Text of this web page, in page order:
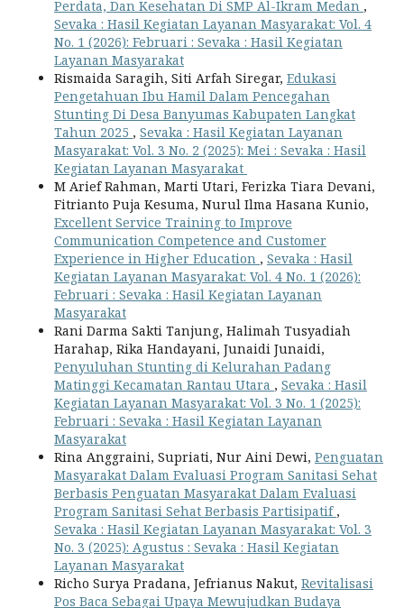
Perdata, Dan Kesehatan Di SMP Al-Ikram Medan ,
Sevaka : Hasil Kegiatan Layanan Masyarakat: Vol. 4
No. 1 (2026): Februari : Sevaka : Hasil Kegiatan
Layanan Masyarakat
Rismaida Saragih, Siti Arfah Siregar, Edukasi
Pengetahuan Ibu Hamil Dalam Pencegahan
Stunting Di Desa Banyumas Kabupaten Langkat
Tahun 2025 , Sevaka : Hasil Kegiatan Layanan
Masyarakat: Vol. 3 No. 2 (2025): Mei : Sevaka : Hasil
Kegiatan Layanan Masyarakat
M Arief Rahman, Marti Utari, Ferizka Tiara Devani,
Fitrianto Puja Kesuma, Nurul Ilma Hasana Kunio,
Excellent Service Training to Improve
Communication Competence and Customer
Experience in Higher Education , Sevaka : Hasil
Kegiatan Layanan Masyarakat: Vol. 4 No. 1 (2026):
Februari : Sevaka : Hasil Kegiatan Layanan
Masyarakat
Rani Darma Sakti Tanjung, Halimah Tusyadiah
Harahap, Rika Handayani, Junaidi Junaidi,
Penyuluhan Stunting di Kelurahan Padang
Matinggi Kecamatan Rantau Utara , Sevaka : Hasil
Kegiatan Layanan Masyarakat: Vol. 3 No. 1 (2025):
Februari : Sevaka : Hasil Kegiatan Layanan
Masyarakat
Rina Anggraini, Supriati, Nur Aini Dewi, Penguatan
Masyarakat Dalam Evaluasi Program Sanitasi Sehat
Berbasis Penguatan Masyarakat Dalam Evaluasi
Program Sanitasi Sehat Berbasis Partisipatif ,
Sevaka : Hasil Kegiatan Layanan Masyarakat: Vol. 3
No. 3 (2025): Agustus : Sevaka : Hasil Kegiatan
Layanan Masyarakat
Richo Surya Pradana, Jefrianus Nakut, Revitalisasi
Pos Baca Sebagai Upaya Mewujudkan Budaya